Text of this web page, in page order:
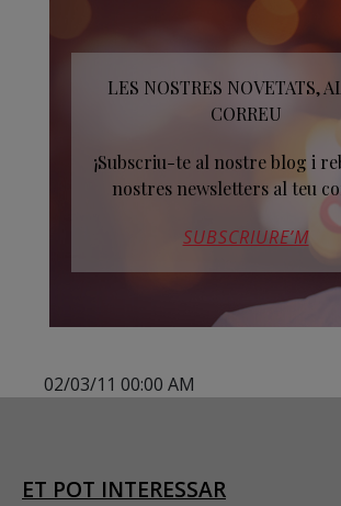
LES NOSTRES NOVETATS,
CORREU
¡Subscriu-te al nostre blog i
nostres newsletters al teu
SUBSCRIURE’M
02/03/11 00:00 AM
ET POT INTERESSAR